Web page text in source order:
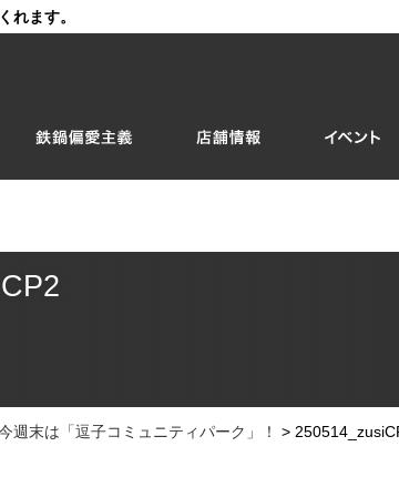
れます。
週末は「逗子コミュニティパーク」！ >